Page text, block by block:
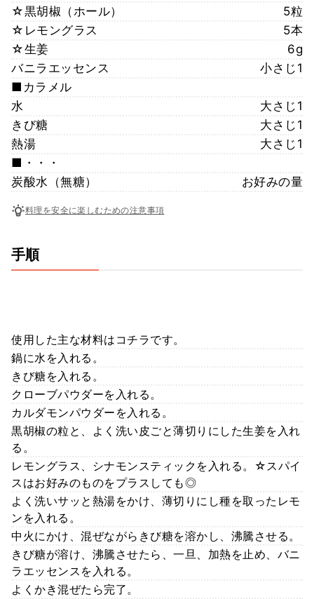
☆黒胡椒（ホール）
5粒
☆レモングラス
5本
☆生姜
6g
バニラエッセンス
小さじ1
■カラメル
水
大さじ1
きび糖
大さじ1
熱湯
大さじ1
■・・・
炭酸水（無糖）
お好みの量
料理を安全に楽しむための注意事項
手順
使用した主な材料はコチラです。
鍋に水を入れる。
きび糖を入れる。
クローブパウダーを入れる。
カルダモンパウダーを入れる。
黒胡椒の粒と、よく洗い皮ごと薄切りにした生姜を入れ
る。
レモングラス、シナモンスティックを入れる。☆スパイ
スはお好みのものをプラスしても◎
よく洗いサッと熱湯をかけ、薄切りにし種を取ったレモ
ンを入れる。
中火にかけ、混ぜながらきび糖を溶かし、沸騰させる。
きび糖が溶け、沸騰させたら、一旦、加熱を止め、バニ
ラエッセンスを入れる。
よくかき混ぜたら完了。